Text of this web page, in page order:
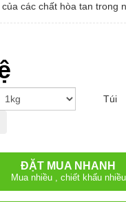
các chất hòa tan trong
Túi
ĐẶT MUA NHANH
Mua nhiều , chiết khấu nhiều